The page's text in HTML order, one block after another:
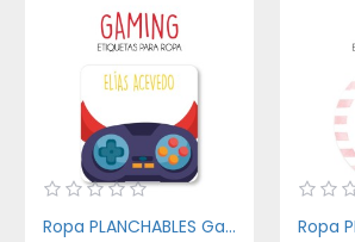
Ropa PLANCHABLES Gaming